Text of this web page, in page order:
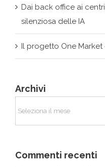
Il progetto One
Archivi
Commenti recenti
GiurismaticosuGoogle